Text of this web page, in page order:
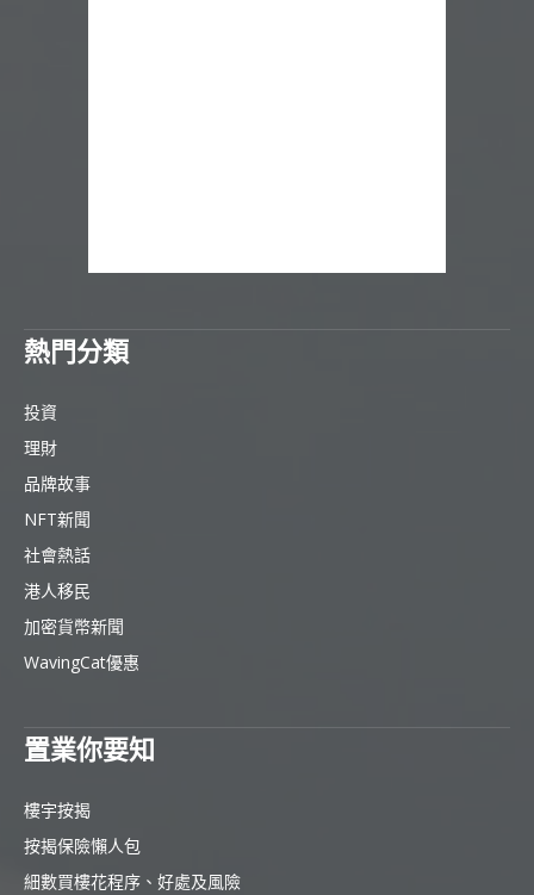
熱門分類
投資
理財
品牌故事
NFT新聞
社會熱話
港人移民
加密貨幣新聞
WavingCat優惠
置業你要知
樓宇按揭
按揭保險懶人包
細數買樓花程序、好處及風險